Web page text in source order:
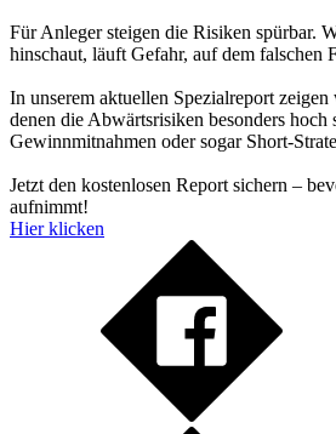
Für Anleger steigen die Risiken spürbar.
hinschaut, läuft Gefahr, auf dem falschen
In unserem aktuellen Spezialreport
denen die Abwärtsrisiken besonders hoch
Gewinnmitnahmen oder sogar Short-
Jetzt den kostenlosen Report sichern –
aufnimmt!
Hier klicken